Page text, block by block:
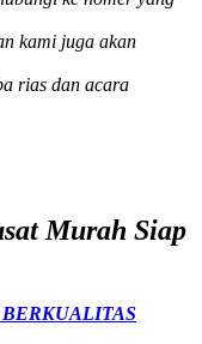
kami juga akan
rias dan acara
Murah Siap
BERKUALITAS